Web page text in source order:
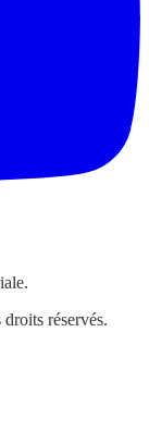
réservés.